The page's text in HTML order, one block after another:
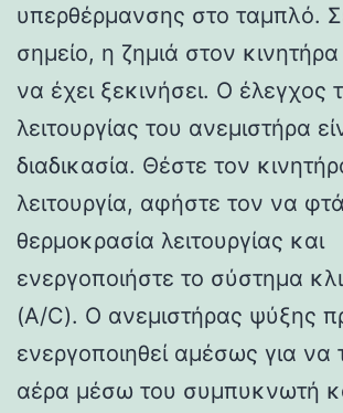
υπερθέρμανσης στο ταμπλό.
σημείο, η ζημιά στον
να έχει ξεκινήσει. Ο έλεγχος
λειτουργίας του ανεμιστήρα
διαδικασία. Θέστε τον
λειτουργία, αφήστε τον να
θερμοκρασία λειτουργίας και
ενεργοποιήστε το σύστημα
(A/C). Ο ανεμιστήρας ψύξης
ενεργοποιηθεί αμέσως για να
αέρα μέσω του συμπυκνωτή